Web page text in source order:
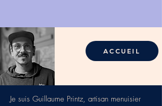
Je suis Guillaume Printz, artisan menuisier
ACCUEIL